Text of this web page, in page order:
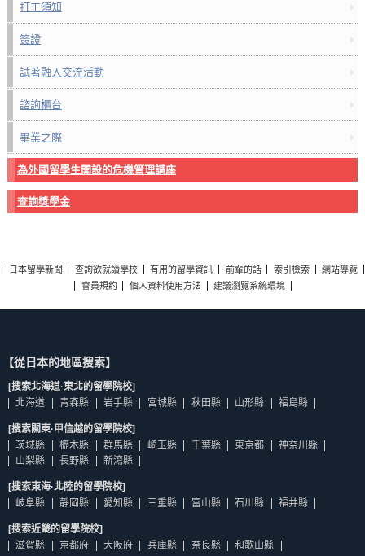
打工須知
簽證
試著融入交流活動
諮詢櫃台
畢業之際
為外國留學生開設的危機管理講座
查詢獎學金
日本留學新聞 查詢欲就讀學校 有用的留學資訊 前輩的話 索引檢索
網站導覽
會員規約
個人資料使用方法 建議瀏覽系統環境
【從日本的地區搜索】
[搜索北海道·東北的留學院校]
北海道
青森縣 岩手縣 宮城縣 秋田縣 山形縣 福島縣
[搜索關東·甲信越的留學院校]
茨城縣
櫪木縣 群馬縣 崎玉縣 千葉縣 東京都
神奈川縣
山梨縣
長野縣 新瀉縣
[搜索東海·北陸的留學院校]
岐阜縣
靜岡縣 愛知縣 三重縣 富山縣 石川縣 福井縣
[搜索近畿的留學院校]
滋賀縣
京都府 大阪府 兵庫縣 奈良縣 和歌山縣